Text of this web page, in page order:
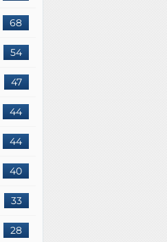
68
54
47
44
44
40
33
28